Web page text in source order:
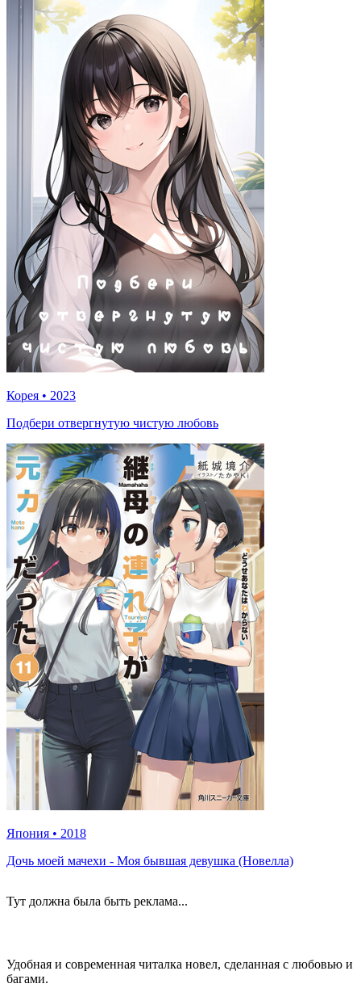
Корея • 2023
Подбери отвергнутую чистую любовь
Япония • 2018
Дочь моей мачехи - Моя бывшая девушка (Новелла)
Тут должна была быть реклама...
Удобная и современная читалка новел, сделанная с любовью и
багами.